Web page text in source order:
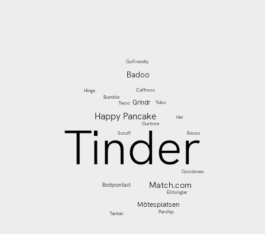
Tinder
Match.com
Mötesplatsen
Happy Pancake
Badoo
Elitsinglar
Grindr
Bumble
Parship
Hinge
Tantan
Her
Goodones
Scruff Recon
Ourtime
Caffmos
GoFrendly
Bodycontact
Yubo
Twoo